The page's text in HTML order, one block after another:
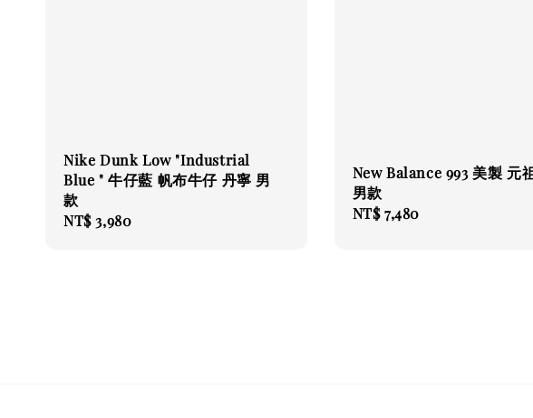
Nike Dunk Low "Industrial
Blue " 牛仔藍 帆布牛仔 丹寧 男
款
Regular
NT$ 3,980
New Balance 993 美製 元
男款
Regular
NT$ 7,480